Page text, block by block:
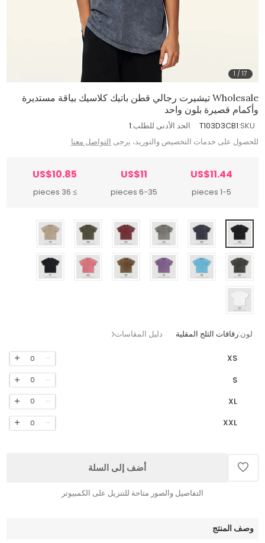
1 /17
Wholesale تيشيرت رجالي قطن باتيك كلاسيك بياقة مستديرة
وأكمام قصيرة بلون واحد
SKU:
T103D3CB1 الحد الأدنى للطلب:1
للحصول على خدمات التخصيص والتوريد، يرجى التواصل معنا
US$11.44
1-5 pieces
US$11
6-35 pieces
US$10.85
≥ 36 pieces
لون:رقاقات الثلج المقلية دليل المقاسات
XS
0
S
0
XL
0
XXL
0
أضف إلى السلة
التفاصيل والصور متاحة للتنزيل على الكمبيوتر
وصف المنتج